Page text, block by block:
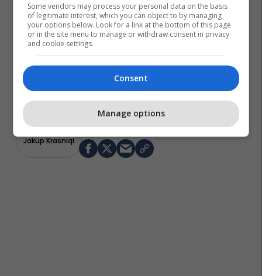
Jakup Krasniqi
Some vendors may process your personal data on the basis
of legitimate interest, which you can object to by managing
your options below. Look for a link at the bottom of this page
or in the site menu to manage or withdraw consent in privacy
and cookie settings.
Consent
Manage options